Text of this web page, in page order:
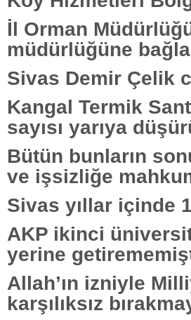
İl Orman
müdürlüğüne
Sivas Demir Çelik
Kangal Termik
sayısı yarıya
Bütün bunların
ve işsizliğe
Sivas yıllar içinde
AKP ikinci
yerine
Allah’ın izniyle
karşılıksız